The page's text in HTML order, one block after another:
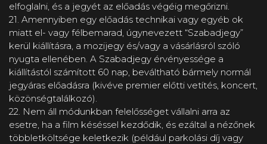
elfoglalni, és a jegyét az előadás végéig megőrizni.
21. Amennyiben egy előadás technikai vagy egyéb ok
miatt el- vagy félbemarad, úgynevezett “Szabadjegy”
kerül kiállításra, a mozijegy és/vagy a vásárlásról szóló
nyugta ellenében. A Szabadjegy érvényessége a
kiállítástól számított 60 nap, beváltható bármely normál
jegyáras előadásra (kivéve premier előtti vetítés, koncert,
közönségtalálkozó).
22. Nem áll módunkban felelősséget vállalni arra az
esetre, ha a film késéssel kezdődik, és ezáltal a nézőnek
többletköltsége keletkezik (például parkolási díj vagy